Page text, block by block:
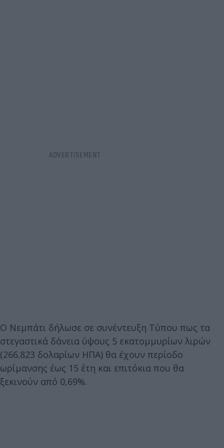
Ο Νεμπάτι δήλωσε σε συνέντευξη Τύπου πως τα
στεγαστικά δάνεια ύψους 5 εκατομμυρίων λιρών
(266.823 δολαρίων ΗΠΑ) θα έχουν περίοδο
ωρίμανσης έως 15 έτη και επιτόκια που θα
ξεκινούν από 0,69%.